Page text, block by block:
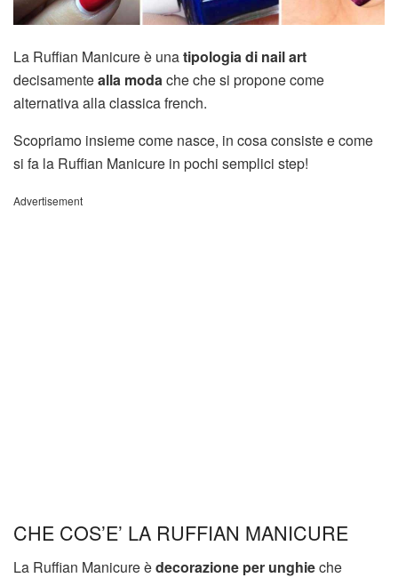
La Ruffian Manicure è unatipologia di nail art
decisamentealla moda che che si propone come
alternativa alla classica french.
Scopriamo insieme come nasce, in cosa consiste e come
si fa la Ruffian Manicure in pochi semplici step!
Advertisement
CHE COS’E’ LA RUFFIAN MANICURE
La Ruffian Manicure èdecorazione per unghieche